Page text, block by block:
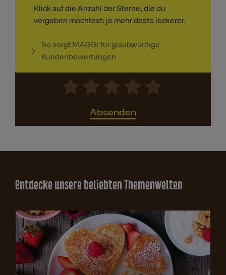
Klick auf die Anzahl der Sterne, die du
vergeben möchtest: je mehr desto leckerer.
So sorgt MAGGI für glaubwürdige
Kundenbewertungen
Absenden
Entdecke unsere beliebten Themenwelten